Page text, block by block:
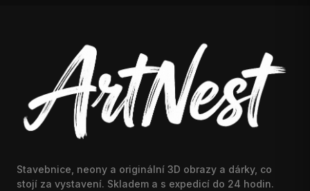
Stavebnice, neony a originální 3D obrazy a dárky, co
stojí za vystavení. Skladem a s expedicí do 24 hodin.